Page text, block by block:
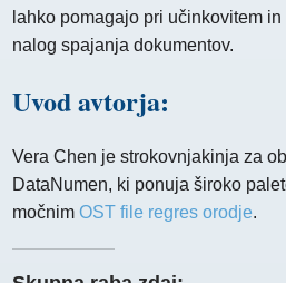
lahko pomagajo pri učinkovitem
nalog spajanja dokumentov.
Uvod avtorja:
Vera Chen je strokovnjakinja za
DataNumen, ki ponuja široko
močnimOST file regres orodje.